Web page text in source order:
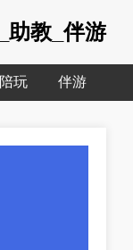
助教_伴游
陪玩 伴游